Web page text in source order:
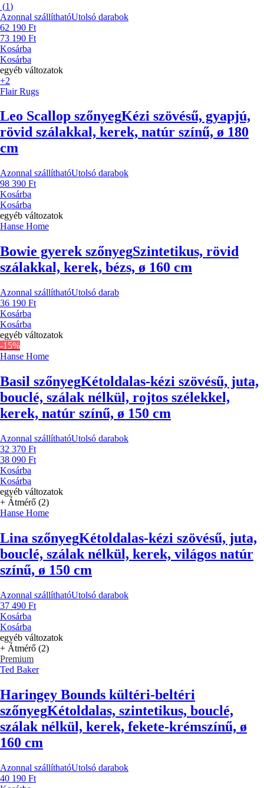
(1)
Azonnal szállíthatóUtolsó darabok
62 190 Ft
73 190 Ft
Kosárba
Kosárba
egyéb változatok
+2
Flair Rugs
Leo Scallop szőnyegKézi szövésű, gyapjú,
rövid szálakkal, kerek, natúr színű, ø 180
cm
Azonnal szállíthatóUtolsó darabok
98 390 Ft
Kosárba
Kosárba
egyéb változatok
Hanse Home
Bowie gyerek szőnyegSzintetikus, rövid
szálakkal, kerek, bézs, ø 160 cm
Azonnal szállíthatóUtolsó darab
36 190 Ft
Kosárba
Kosárba
egyéb változatok
-15%
Hanse Home
Basil szőnyegKétoldalas-kézi szövésű, juta,
bouclé, szálak nélkül, rojtos szélekkel,
kerek, natúr színű, ø 150 cm
Azonnal szállíthatóUtolsó darabok
32 370 Ft
38 090 Ft
Kosárba
Kosárba
egyéb változatok
+ Átmérő (2)
Hanse Home
Lina szőnyegKétoldalas-kézi szövésű, juta,
bouclé, szálak nélkül, kerek, világos natúr
színű, ø 150 cm
Azonnal szállíthatóUtolsó darabok
37 490 Ft
Kosárba
Kosárba
egyéb változatok
+ Átmérő (2)
Premium
Ted Baker
Haringey Bounds kültéri-beltéri
szőnyegKétoldalas, szintetikus, bouclé,
szálak nélkül, kerek, fekete-krémszínű, ø
160 cm
Azonnal szállíthatóUtolsó darabok
40 190 Ft